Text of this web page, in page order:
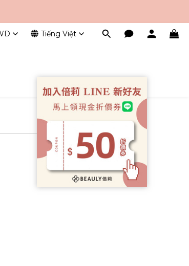
Tiếng Việt